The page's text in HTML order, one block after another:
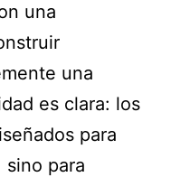
una
una
es clara: los
para
sino para